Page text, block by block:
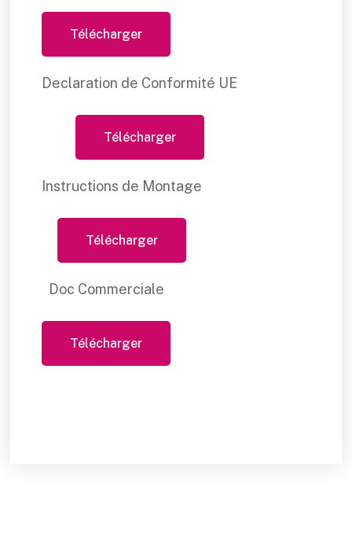
Télécharger
Declaration de Conformité UE
Télécharger
Instructions de Montage
Télécharger
Doc Commerciale
Télécharger